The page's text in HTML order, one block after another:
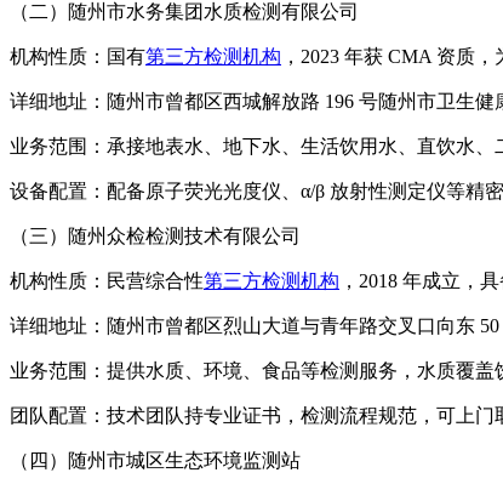
（二）随州市水务集团水质检测有限公司
机构性质：国有第三方检测机构 ，2023 年获 CMA 资质
详细地址：随州市曾都区西城解放路 196 号随州市卫生健
业务范围：承接地表水、地下水、生活饮用水、直饮水
设备配置：配备原子荧光光度仪、α/β 放射性测定仪等精
（三）随州众检检测技术有限公司
机构性质：民营综合性第三方检测机构 ，2018 年成立，
详细地址：随州市曾都区烈山大道与青年路交叉口向东 50
业务范围：提供水质、环境、食品等检测服务，水质覆
团队配置：技术团队持专业证书，检测流程规范，可上门
（四）随州市城区生态环境监测站